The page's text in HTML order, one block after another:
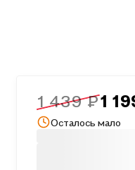
1 439 ₽1
Осталось мало